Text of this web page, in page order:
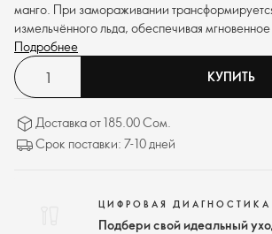
манго. При замораживании
измельчённого льда, обеспечивая
приятное ощущение прохлады.
Подробнее
КУПИТЬ
Доставка от 185.00 Сом.
Срок поставки: 7-10 дней
ЦИФРОВАЯ
Подбери свой идеальный